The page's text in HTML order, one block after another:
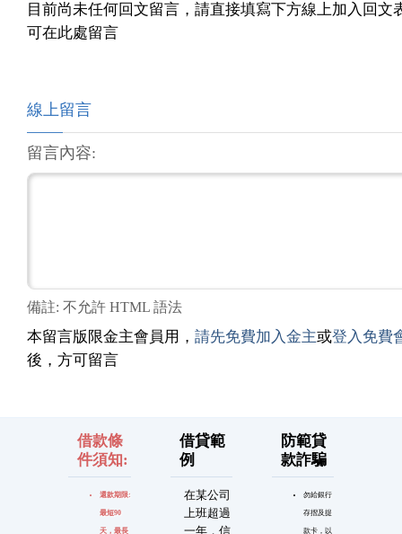
目前尚未任何回文留言，請直接填寫下方線上加入回文
可在此處留言
線上留言
留言內容:
備註: 不允許 HTML 語法
本留言版限金主會員用， 請先免費加入金主或登入免費
後，方可留言
借款條
件須知:
還款期限:
最短90
天，最長
借貸範
例
在某公司
上班超過
一年，信
防範貸
款詐騙
勿給銀行
存摺及提
款卡，以